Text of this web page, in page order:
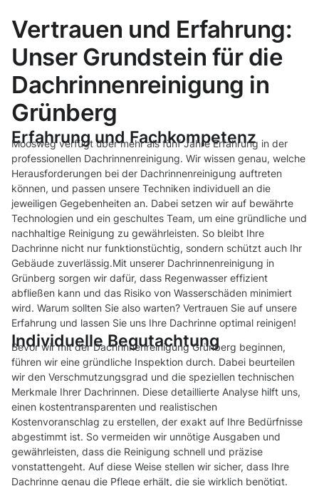
Vertrauen und Erfahrung:
Unser Grundstein für die
Dachrinnenreinigung in
Grünberg
Erfahrung und Fachkompetenz
Moosweg verfügt über mehr als fünf Jahre Erfahrung in der
professionellen Dachrinnenreinigung. Wir wissen genau, welche
Herausforderungen bei der Dachrinnenreinigung auftreten
können, und passen unsere Techniken individuell an die
jeweiligen Gegebenheiten an. Dabei setzen wir auf bewährte
Technologien und ein geschultes Team, um eine gründliche und
nachhaltige Reinigung zu gewährleisten. So bleibt Ihre
Dachrinne nicht nur funktionstüchtig, sondern schützt auch Ihr
Gebäude zuverlässig.Mit unserer Dachrinnenreinigung in
Grünberg sorgen wir dafür, dass Regenwasser effizient
abfließen kann und das Risiko von Wasserschäden minimiert
wird. Warum sollten Sie also warten? Vertrauen Sie auf unsere
Erfahrung und lassen Sie uns Ihre Dachrinne optimal reinigen!
Individuelle Begutachtung
Bevor wir mit der Dachrinnenreinigung Grünberg beginnen,
führen wir eine gründliche Inspektion durch. Dabei beurteilen
wir den Verschmutzungsgrad und die speziellen technischen
Merkmale Ihrer Dachrinnen. Diese detaillierte Analyse hilft uns,
einen kostentransparenten und realistischen
Kostenvoranschlag zu erstellen, der exakt auf Ihre Bedürfnisse
abgestimmt ist. So vermeiden wir unnötige Ausgaben und
gewährleisten, dass die Reinigung schnell und präzise
vonstattengeht. Auf diese Weise stellen wir sicher, dass Ihre
Dachrinne genau die Pflege erhält, die sie wirklich benötigt.